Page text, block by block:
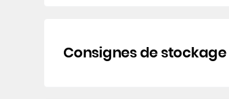
Consignes de stockage